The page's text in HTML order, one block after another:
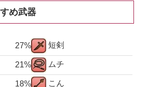
め武器
27% 短剣
21% ムチ
18% こん